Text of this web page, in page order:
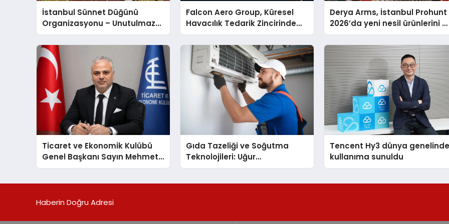
İstanbul Sünnet Düğünü
Organizasyonu – Unutulmaz
Bir Gün
Falcon Aero Group, Küresel
Havacılık Tedarik Zincirinde
Türkiye’den Dünyaya Açılıyor
Derya Arms, İstanbul Prohunt
2026’da yeni nesil ürünlerini
global marka vizyonunu
sergiledi
Ticaret ve Ekonomik Kulübü
Genel Başkanı Sayın Mehmet
Ulutaş, ekonomiye dair yaptığı
Gıda Tazeliği ve Soğutma
Teknolojileri: Uğur
Cihazlarında Dürüst Teknik
Tencent Hy3 dünya
kullanıma sunuldu
Haberin Doğru Adresi